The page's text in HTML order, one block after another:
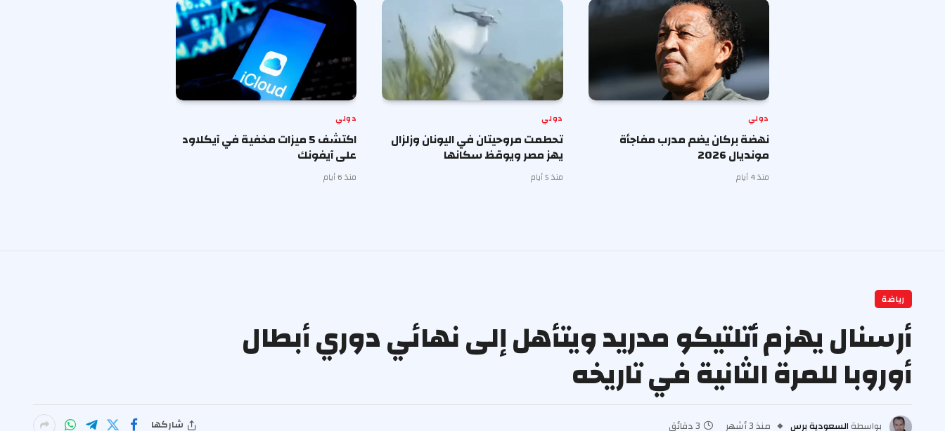
دولي
نهضة بركان يضم مدرب مفاجأة
مونديال 2026
منذ 4 أيام
دولي
تحطمت مروحيتان في اليونان وزلزال
يهز مصر ويوقظ سكانها
منذ 5 أيام
دولي
اكتشف 5 ميزات مخفية في آيكلاود
على آيفونك
منذ 6 أيام
رياضة
أرسنال يهزم أتلتيكو مدريد ويتأهل إلى نهائي دوري أبطال
أوروبا للمرة الثانية في تاريخه
بواسطة السعودية برس منذ 3 أشهر 3 دقائق شاركها